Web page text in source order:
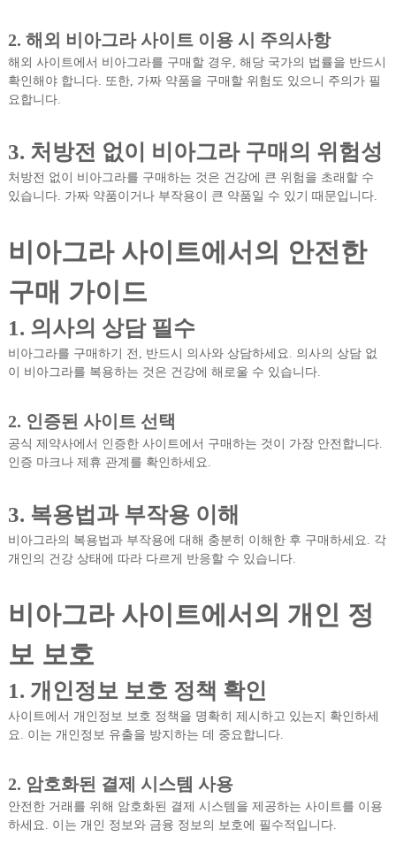
2. 해외 비아그라 사이트 이용 시 주의사항
해외 사이트에서 비아그라를 구매할 경우, 해당 국가의 법률을 반드시
확인해야 합니다. 또한, 가짜 약품을 구매할 위험도 있으니 주의가 필
요합니다.
3. 처방전 없이 비아그라 구매의 위험성
처방전 없이 비아그라를 구매하는 것은 건강에 큰 위험을 초래할 수
있습니다. 가짜 약품이거나 부작용이 큰 약품일 수 있기 때문입니다.
비아그라 사이트에서의 안전한
구매 가이드
1. 의사의 상담 필수
비아그라를 구매하기 전, 반드시 의사와 상담하세요. 의사의 상담 없
이 비아그라를 복용하는 것은 건강에 해로울 수 있습니다.
2. 인증된 사이트 선택
공식 제약사에서 인증한 사이트에서 구매하는 것이 가장 안전합니다.
인증 마크나 제휴 관계를 확인하세요.
3. 복용법과 부작용 이해
비아그라의 복용법과 부작용에 대해 충분히 이해한 후 구매하세요. 각
개인의 건강 상태에 따라 다르게 반응할 수 있습니다.
비아그라 사이트에서의 개인 정
보 보호
1. 개인정보 보호 정책 확인
사이트에서 개인정보 보호 정책을 명확히 제시하고 있는지 확인하세
요. 이는 개인정보 유출을 방지하는 데 중요합니다.
2. 암호화된 결제 시스템 사용
안전한 거래를 위해 암호화된 결제 시스템을 제공하는 사이트를 이용
하세요. 이는 개인 정보와 금융 정보의 보호에 필수적입니다.